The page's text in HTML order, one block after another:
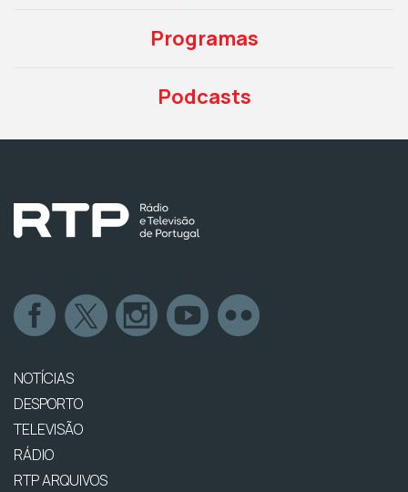
Programas
Podcasts
NOTÍCIAS
DESPORTO
TELEVISÃO
RÁDIO
RTP ARQUIVOS